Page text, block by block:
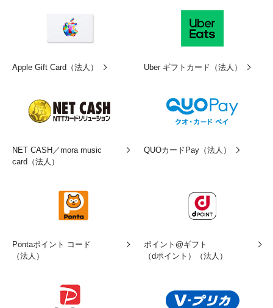
Apple Gift Card（法人） Uber ギフトカード（法人）
NET CASH／mora music
card（法人）
QUOカードPay（法人）
Pontaポイント コード
（法人）
ポイント@ギフト
（dポイント）（法人）